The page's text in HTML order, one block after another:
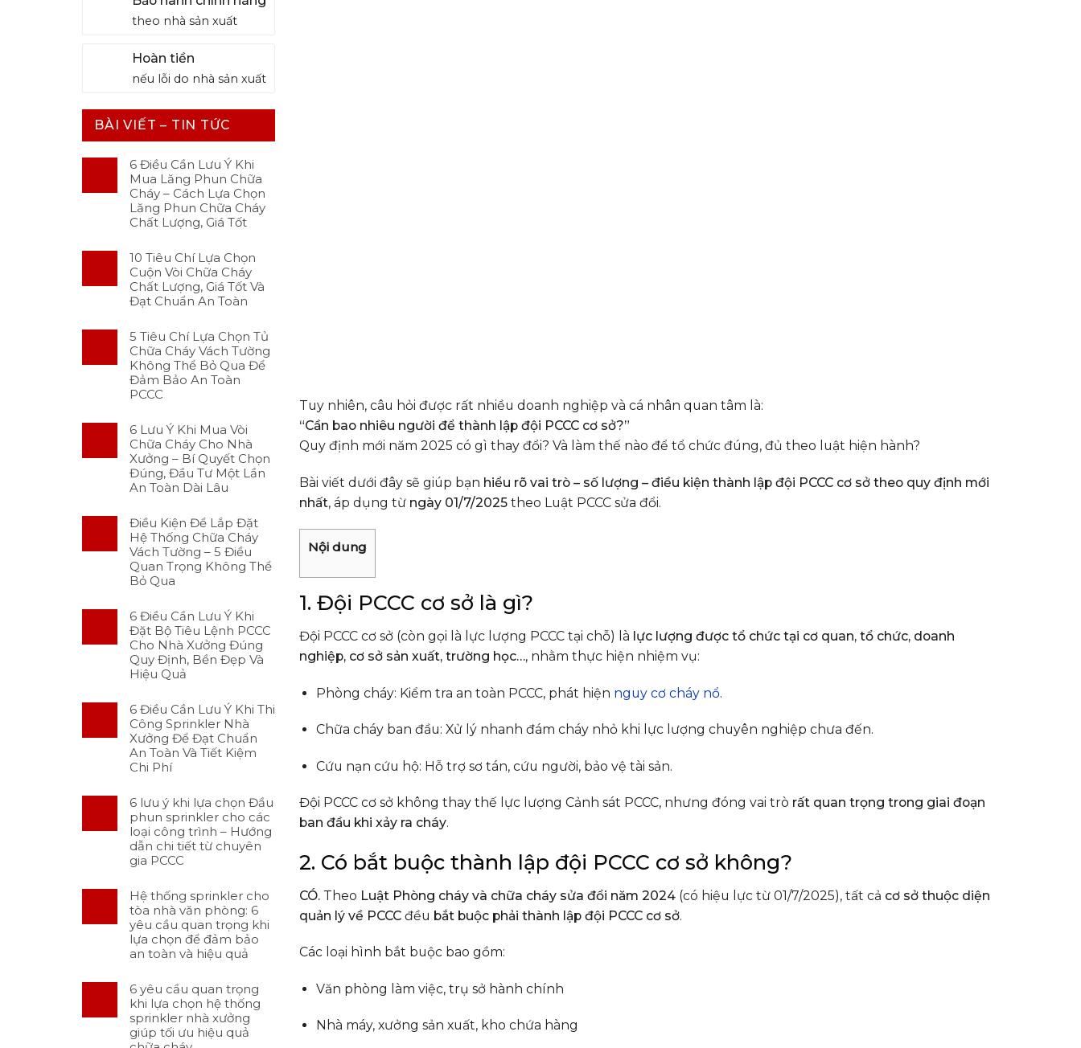
theo nhà sản xuất
Hoàn tiền
nếu lỗi do nhà sản xuất
BÀI VIẾT – TIN TỨC
6 Điều Cần Lưu Ý Khi
Mua Lăng Phun Chữa
Cháy – Cách Lựa Chọn
Lăng Phun Chữa Cháy
Chất Lượng, Giá Tốt
10 Tiêu Chí Lựa Chọn
Cuộn Vòi Chữa Cháy
Chất Lượng, Giá Tốt Và
Đạt Chuẩn An Toàn
5 Tiêu Chí Lựa Chọn Tủ
Chữa Cháy Vách Tường
Không Thể Bỏ Qua Để
Đảm Bảo An Toàn
PCCC
6 Lưu Ý Khi Mua Vòi
Chữa Cháy Cho Nhà
Xưởng – Bí Quyết Chọn
Đúng, Đầu Tư Một Lần
An Toàn Dài Lâu
Điều Kiện Để Lắp Đặt
Hệ Thống Chữa Cháy
Vách Tường – 5 Điều
Quan Trọng Không Thể
Bỏ Qua
6 Điều Cần Lưu Ý Khi
Đặt Bộ Tiêu Lệnh PCCC
Cho Nhà Xưởng Đúng
Quy Định, Bền Đẹp Và
Hiệu Quả
6 Điều Cần Lưu Ý Khi Thi
Công Sprinkler Nhà
Xưởng Để Đạt Chuẩn
An Toàn Và Tiết Kiệm
Chi Phí
6 lưu ý khi lựa chọn Đầu
phun sprinkler cho các
loại công trình – Hướng
dẫn chi tiết từ chuyên
gia PCCC
Hệ thống sprinkler cho
tòa nhà văn phòng: 6
yêu cầu quan trọng khi
lựa chọn để đảm bảo
an toàn và hiệu quả
6 yêu cầu quan trọng
khi lựa chọn hệ thống
sprinkler nhà xưởng
giúp tối ưu hiệu quả
Tuy nhiên, câu hỏi được rất nhiều doanh nghiệp và cá nhân quan tâm là:
“Cần bao nhiêu người để thành lập đội PCCC cơ sở?”
Quy định mới năm 2025 có gì thay đổi? Và làm thế nào để tổ chức đúng, đủ theo luật hiện hành?
Bài viết dưới đây sẽ giúp bạn hiểu rõ vai trò – số lượng – điều kiện thành lập đội PCCC cơ sở theo quy định mới
nhất, áp dụng từ ngày 01/7/2025 theo Luật PCCC sửa đổi.
Nội dung
1. Đội PCCC cơ sở là gì?
Đội PCCC cơ sở (còn gọi là lực lượng PCCC tại chỗ) là lực lượng được tổ chức tại cơ quan, tổ chức, doanh
nghiệp, cơ sở sản xuất, trường học…, nhằm thực hiện nhiệm vụ:
Phòng cháy: Kiểm tra an toàn PCCC, phát hiện nguy cơ cháy nổ.
Chữa cháy ban đầu: Xử lý nhanh đám cháy nhỏ khi lực lượng chuyên nghiệp chưa đến.
Cứu nạn cứu hộ: Hỗ trợ sơ tán, cứu người, bảo vệ tài sản.
Đội PCCC cơ sở không thay thế lực lượng Cảnh sát PCCC, nhưng đóng vai trò rất quan trọng trong giai đoạn
ban đầu khi xảy ra cháy.
2. Có bắt buộc thành lập đội PCCC cơ sở không?
CÓ. Theo Luật Phòng cháy và chữa cháy sửa đổi năm 2024 (có hiệu lực từ 01/7/2025), tất cả cơ sở thuộc diện
quản lý về PCCC đều bắt buộc phải thành lập đội PCCC cơ sở.
Các loại hình bắt buộc bao gồm:
Văn phòng làm việc, trụ sở hành chính
Nhà máy, xưởng sản xuất, kho chứa hàng